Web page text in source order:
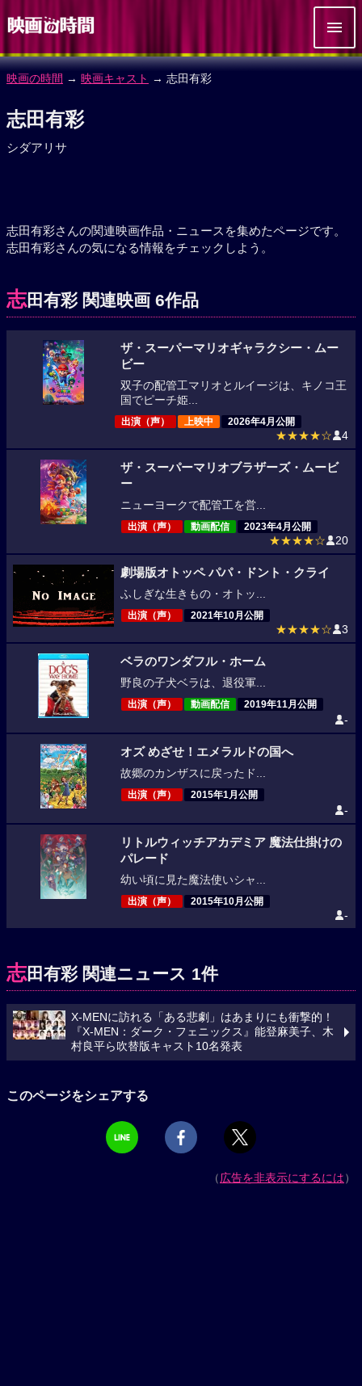
映画の時間 → 映画キャスト → 志田有彩
志田有彩
シダアリサ
志田有彩さんの関連映画作品・ニュースを集めたページです。
志田有彩さんの気になる情報をチェックしよう。
志田有彩 関連映画 6作品
ザ・スーパーマリオギャラクシー・ムー
ビー
双子の配管工マリオとルイージは、キノコ王
国でピーチ姫...
出演（声） 上映中 2026年4月公開
★★★★☆ 4
ザ・スーパーマリオブラザーズ・ムービ
ー
ニューヨークで配管工を営...
出演（声） 動画配信 2023年4月公開
★★★★☆ 20
劇場版オトッペ パパ・ドント・クライ
ふしぎな生きもの・オトッ...
出演（声） 2021年10月公開
★★★★☆ 3
ベラのワンダフル・ホーム
野良の子犬ベラは、退役軍...
出演（声） 動画配信 2019年11月公開
-
オズ めざせ！エメラルドの国へ
故郷のカンザスに戻ったド...
出演（声） 2015年1月公開
-
リトルウィッチアカデミア 魔法仕掛けの
パレード
幼い頃に見た魔法使いシャ...
出演（声） 2015年10月公開
-
志田有彩 関連ニュース 1件
X-MENに訪れる「ある悲劇」はあまりにも衝撃的！
『X-MEN：ダーク・フェニックス』能登麻美子、木
村良平ら吹替版キャスト10名発表
このページをシェアする
（広告を非表示にするには）